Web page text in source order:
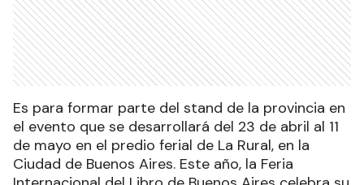
Es para formar parte del stand de la provincia en
el evento que se desarrollará del 23 de abril al 11
de mayo en el predio ferial de La Rural, en la
Ciudad de Buenos Aires. Este año, la Feria